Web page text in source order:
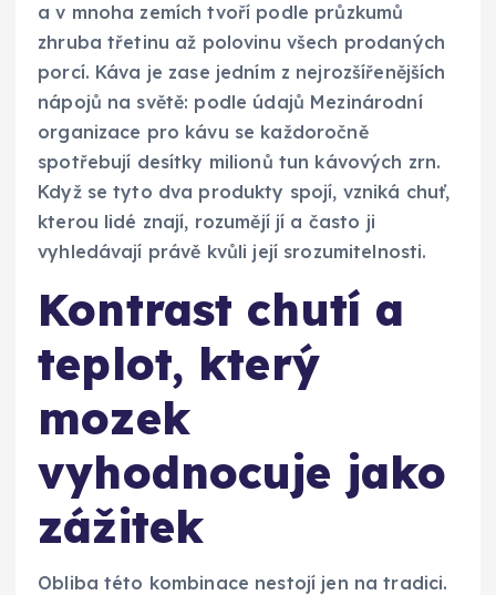
a v mnoha zemích tvoří podle průzkumů
zhruba třetinu až polovinu všech prodaných
porcí. Káva je zase jedním z nejrozšířenějších
nápojů na světě: podle údajů Mezinárodní
organizace pro kávu se každoročně
spotřebují desítky milionů tun kávových zrn.
Když se tyto dva produkty spojí, vzniká chuť,
kterou lidé znají, rozumějí jí a často ji
vyhledávají právě kvůli její srozumitelnosti.
Kontrast chutí a
teplot, který
mozek
vyhodnocuje jako
zážitek
Obliba této kombinace nestojí jen na tradici.